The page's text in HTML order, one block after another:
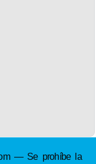
— Se prohíbe la